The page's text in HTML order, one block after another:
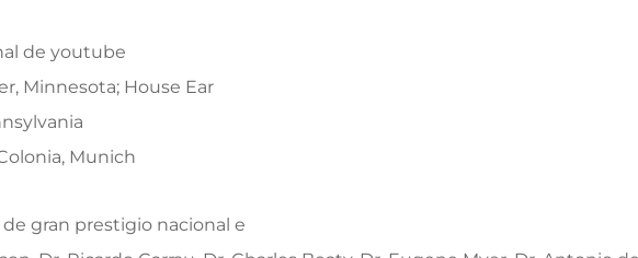
de youtube
Minnesota; House Ear
Munich
gran prestigio nacional e